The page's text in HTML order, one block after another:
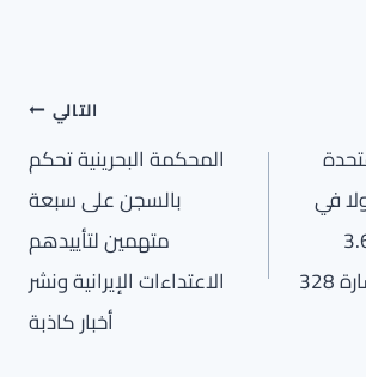
في
تصل إلى 3.6
مليارات دولار وخسارة 328
التالي
المحكمة البحرينية تحكم
بالسجن على سبعة
متهمين لتأييدهم
الاعتداءات الإيرانية ونشر
أخبار كاذبة